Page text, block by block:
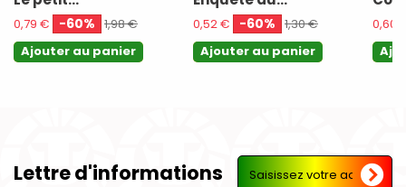
0,79 € -60% 1,98 €
Ajouter au panier
0,52 € -60% 1,30 €
Ajouter au panier
0,60
Lettre d'informations